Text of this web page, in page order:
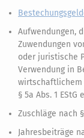
Aufwendungen,
Zuwendungen
oder juristische
Verwendung in
wirtschaftlichem
§ 5a Abs. 1
Zuschläge nach
Jahresbeiträge